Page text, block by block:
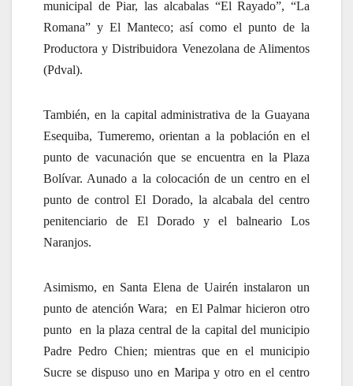
municipal de Piar, las alcabalas “El Rayado”, “La
Romana” y El Manteco; así como el punto de la
Productora y Distribuidora Venezolana de Alimentos
(Pdval).
También, en la capital administrativa de la Guayana
Esequiba, Tumeremo, orientan a la población en el
punto de vacunación que se encuentra en la Plaza
Bolívar. Aunado a la colocación de un centro en el
punto de control El Dorado, la alcabala del centro
penitenciario de El Dorado y el balneario Los
Naranjos.
Asimismo, en Santa Elena de Uairén instalaron un
punto de atención Wara; en El Palmar hicieron otro
punto en la plaza central de la capital del municipio
Padre Pedro Chien; mientras que en el municipio
Sucre se dispuso uno en Maripa y otro en el centro